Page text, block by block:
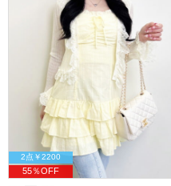
2点￥2200
55％OFF